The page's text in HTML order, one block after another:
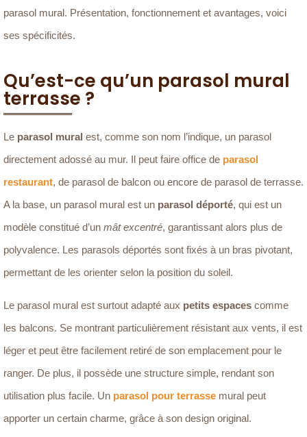
parasol mural. Présentation, fonctionnement et avantages, voici
ses spécificités.
Qu’est-ce qu’un parasol mural
terrasse ?
Le parasol mural est, comme son nom l’indique, un parasol
directement adossé au mur. Il peut faire office de parasol
restaurant, de parasol de balcon ou encore de parasol de terrasse.
A la base, un parasol mural est un parasol déporté, qui est un
modèle constitué d’un mât excentré, garantissant alors plus de
polyvalence. Les parasols déportés sont fixés à un bras pivotant,
permettant de les orienter selon la position du soleil.
Le parasol mural est surtout adapté aux petits espaces comme
les balcons. Se montrant particulièrement résistant aux vents, il est
léger et peut être facilement retiré de son emplacement pour le
ranger. De plus, il possède une structure simple, rendant son
utilisation plus facile. Un parasol pour terrasse mural peut
apporter un certain charme, grâce à son design original.